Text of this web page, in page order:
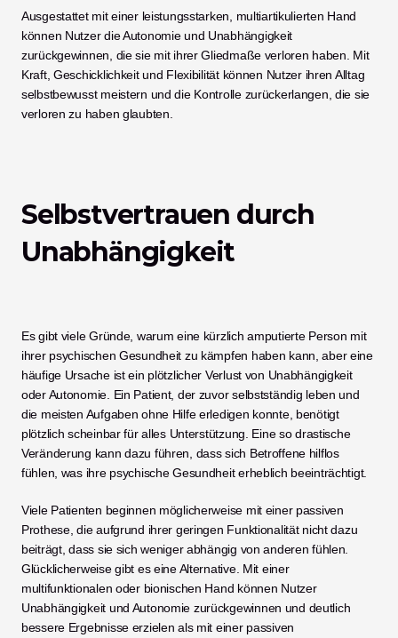
Ausgestattet mit einer leistungsstarken, multiartikulierten Hand
können Nutzer die Autonomie und Unabhängigkeit
zurückgewinnen, die sie mit ihrer Gliedmaße verloren haben. Mit
Kraft, Geschicklichkeit und Flexibilität können Nutzer ihren Alltag
selbstbewusst meistern und die Kontrolle zurückerlangen, die sie
verloren zu haben glaubten.
Selbstvertrauen durch
Unabhängigkeit
Es gibt viele Gründe, warum eine kürzlich amputierte Person mit
ihrer psychischen Gesundheit zu kämpfen haben kann, aber eine
häufige Ursache ist ein plötzlicher Verlust von Unabhängigkeit
oder Autonomie. Ein Patient, der zuvor selbstständig leben und
die meisten Aufgaben ohne Hilfe erledigen konnte, benötigt
plötzlich scheinbar für alles Unterstützung. Eine so drastische
Veränderung kann dazu führen, dass sich Betroffene hilflos
fühlen, was ihre psychische Gesundheit erheblich beeinträchtigt.
Viele Patienten beginnen möglicherweise mit einer passiven
Prothese, die aufgrund ihrer geringen Funktionalität nicht dazu
beiträgt, dass sie sich weniger abhängig von anderen fühlen.
Glücklicherweise gibt es eine Alternative. Mit einer
multifunktionalen oder bionischen Hand können Nutzer
Unabhängigkeit und Autonomie zurückgewinnen und deutlich
bessere Ergebnisse erzielen als mit einer passiven